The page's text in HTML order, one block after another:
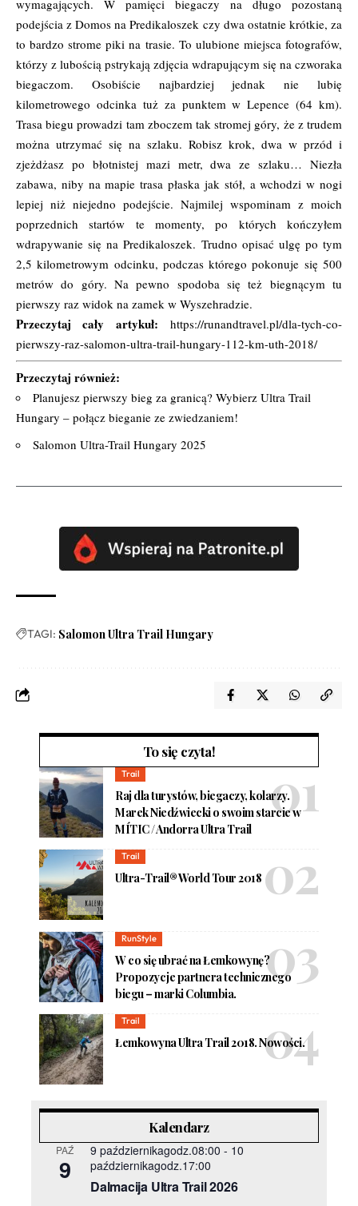
wymagających. W pamięci biegaczy na długo pozostaną
podejścia z Domos na Predikaloszek czy dwa ostatnie krótkie, za
to bardzo strome piki na trasie. To ulubione miejsca fotografów,
którzy z lubością pstrykają zdjęcia wdrapującym się na czworaka
biegaczom. Osobiście najbardziej jednak nie lubię
kilometrowego odcinka tuż za punktem w Lepence (64 km).
Trasa biegu prowadzi tam zboczem tak stromej góry, że z trudem
można utrzymać się na szlaku. Robisz krok, dwa w przód i
zjeżdżasz po błotnistej mazi metr, dwa ze szlaku… Niezła
zabawa, niby na mapie trasa płaska jak stół, a wchodzi w nogi
lepiej niż niejedno podejście. Najmilej wspominam z moich
poprzednich startów te momenty, po których kończyłem
wdrapywanie się na Predikaloszek. Trudno opisać ulgę po tym
2,5 kilometrowym odcinku, podczas którego pokonuje się 500
metrów do góry. Na pewno spodoba się też biegnącym tu
pierwszy raz widok na zamek w Wyszehradzie.
Przeczytaj cały artykuł:
https://runandtravel.pl/dla-tych-co-
pierwszy-raz-salomon-ultra-trail-hungary-112-km-uth-2018/
Przeczytaj również:
Planujesz pierwszy bieg za granicą? Wybierz Ultra Trail
Hungary – połącz bieganie ze zwiedzaniem!
Salomon Ultra-Trail Hungary 2025
TAGI: Salomon Ultra Trail Hungary
To się czyta!
Trail
Raj dla turystów, biegaczy, kolarzy.
Marek Niedźwiecki o swoim starcie w
MÍTIC / Andorra Ultra Trail
Trail
Ultra-Trail® World Tour 2018
RunStyle
W co się ubrać na Łemkowynę?
Propozycje partnera technicznego
biegu – marki Columbia.
Trail
Łemkowyna Ultra Trail 2018. Nowości.
Kalendarz
PAŹ
9
9 październikagodz.08:00 - 10
październikagodz.17:00
Dalmacija Ultra Trail 2026